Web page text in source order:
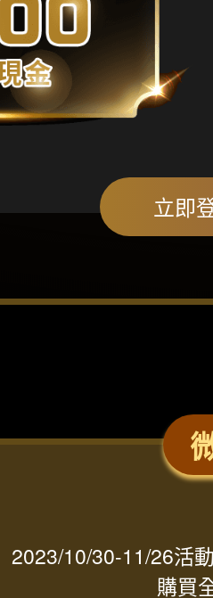
立即
2023/10/30-11/26活
購買